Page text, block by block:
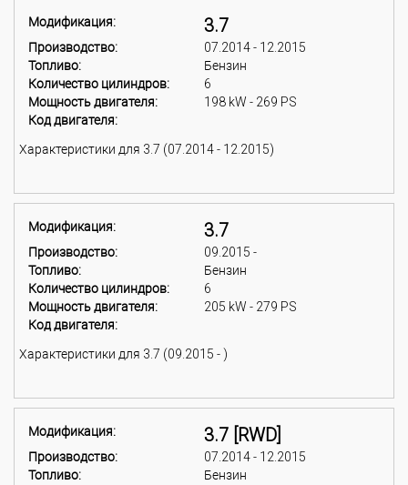
Модификация: 3.7
Производство:
07.2014 - 12.2015
Топливо:
Бензин
Количество цилиндров:
6
Мощность двигателя:
198 kW - 269 PS
Код двигателя:
Характеристики для 3.7 (07.2014 - 12.2015)
Модификация: 3.7
Производство:
09.2015 -
Топливо:
Бензин
Количество цилиндров:
6
Мощность двигателя:
205 kW - 279 PS
Код двигателя:
Характеристики для 3.7 (09.2015 - )
Модификация: 3.7 [RWD]
Производство:
07.2014 - 12.2015
Топливо:
Бензин